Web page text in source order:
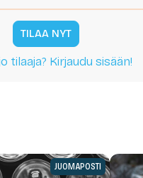
TILAA NYT
tilaaja? Kirjaudu sisään!
JUOMAPOSTI